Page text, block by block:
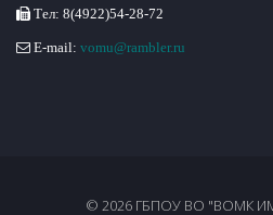
Тел: 8(4922)54-28-72
E-mail: vomu@rambler.ru
© 2026 ГБПОУ ВО "ВОМК